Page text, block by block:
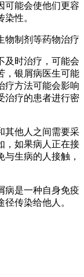
可能会使他们更容
性。
物制剂等药物治疗
及时治疗，可能会
，银屑病医生可能
疗方法可能会影响
治疗的患者进行密
其他人之间需要采
，如果病人正在接
生病的人接触，
病是一种自身免疫
传染给他人。